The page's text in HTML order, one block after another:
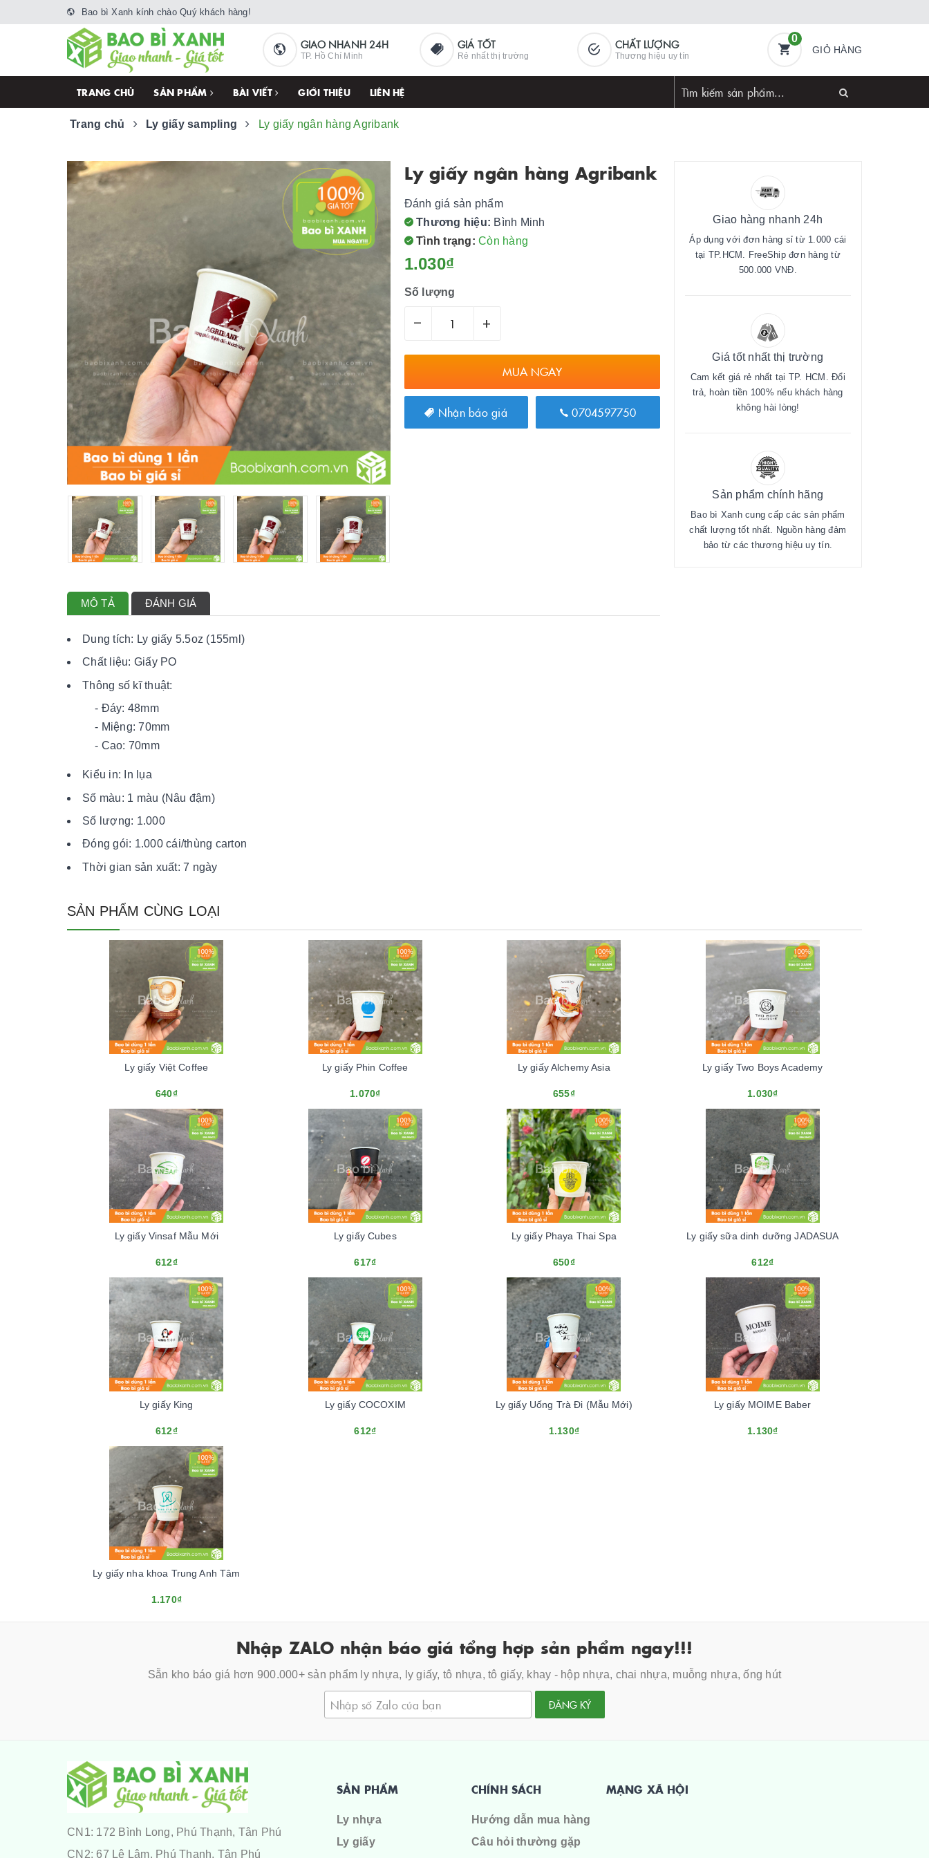
Bao bì Xanh kính chào Quý khách hàng!
GIAO NHANH 24H
TP. Hồ Chí Minh
GIÁ TỐT
Rẻ nhất thị trường
CHẤT LƯỢNG
Thương hiệu uy tín
0
GIỎ HÀNG
TRANG CHỦ SẢN PHẨM BÀI VIẾT GIỚI THIỆU LIÊN HỆ
Trang chủ Ly giấy sampling Ly giấy ngân hàng Agribank
Ly giấy ngân hàng Agribank
Đánh giá sản phẩm
Thương hiệu: Bình Minh
Tình trạng: Còn hàng
1.030₫
Số lượng
– +
MUA NGAY
Nhận báo giá 0704597750
Giao hàng nhanh 24h
Áp dụng với đơn hàng sỉ từ 1.000 cái
tại TP.HCM. FreeShip đơn hàng từ
500.000 VNĐ.
Giá tốt nhất thị trường
Cam kết giá rẻ nhất tại TP. HCM. Đổi
trả, hoàn tiền 100% nếu khách hàng
không hài lòng!
Sản phẩm chính hãng
Bao bì Xanh cung cấp các sản phẩm
chất lượng tốt nhất. Nguồn hàng đảm
bảo từ các thương hiệu uy tín.
MÔ TẢ ĐÁNH GIÁ
Dung tích: Ly giấy 5.5oz (155ml)
Chất liệu: Giấy PO
Thông số kĩ thuật:
- Đáy: 48mm
- Miệng: 70mm
- Cao: 70mm
Kiểu in: In lụa
Số màu: 1 màu (Nâu đậm)
Số lượng: 1.000
Đóng gói: 1.000 cái/thùng carton
Thời gian sản xuất: 7 ngày
SẢN PHẨM CÙNG LOẠI
Ly giấy Việt Coffee
640₫
Ly giấy Phin Coffee
1.070₫
Ly giấy Alchemy Asia
655₫
Ly giấy Two Boys Academy
1.030₫
Ly giấy Vinsaf Mẫu Mới
612₫
Ly giấy Cubes
617₫
Ly giấy Phaya Thai Spa
650₫
Ly giấy sữa dinh dưỡng JADASUA
612₫
Ly giấy King
612₫
Ly giấy COCOXIM
612₫
Ly giấy Uống Trà Đi (Mẫu Mới)
1.130₫
Ly giấy MOIME Baber
1.130₫
Ly giấy nha khoa Trung Anh Tâm
1.170₫
Nhập ZALO nhận báo giá tổng hợp sản phẩm ngay!!!
Sẵn kho báo giá hơn 900.000+ sản phẩm ly nhựa, ly giấy, tô nhựa, tô giấy, khay - hộp nhựa, chai nhựa, muỗng nhựa, ống hút
ĐĂNG KÝ
CN1: 172 Bình Long, Phú Thạnh, Tân Phú
CN2: 67 Lê Lâm, Phú Thạnh, Tân Phú
SẢN PHẨM
Ly nhựa
Ly giấy
CHÍNH SÁCH
Hướng dẫn mua hàng
Câu hỏi thường gặp
MẠNG XÃ HỘI